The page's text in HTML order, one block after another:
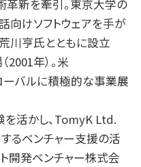
革新を牽引。東京大学の
向けソフトウェアを手が
川亨氏とともに設立
2001年）。米
バルに積極的な事業展
を活かし、TomyK Ltd.
るベンチャー支援の活
開発ベンチャー株式会